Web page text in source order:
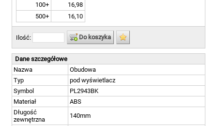
100+
16,98
500+
16,10
Ilość: Do koszyka
Dane szczegółowe
Nazwa
Obudowa
Typ
pod wyświetlacz
Symbol
PL2943BK
Materiał
ABS
Długość
zewnętrzna
140mm